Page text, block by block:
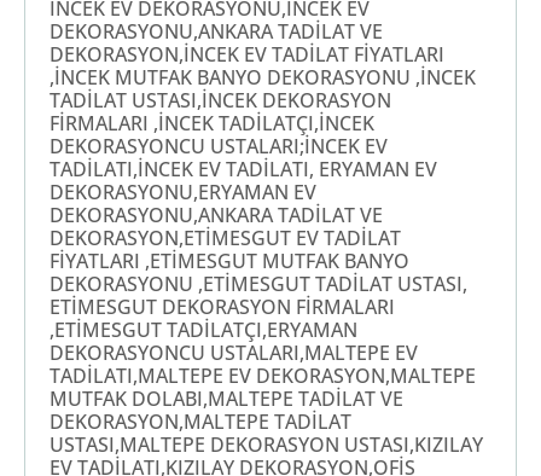
İNCEK EV DEKORASYONU,İNCEK EV
DEKORASYONU,ANKARA TADİLAT VE
DEKORASYON,İNCEK EV TADİLAT FİYATLARI
,İNCEK MUTFAK BANYO DEKORASYONU ,İNCEK
TADİLAT USTASI,İNCEK DEKORASYON
FİRMALARI ,İNCEK TADİLATÇI,İNCEK
DEKORASYONCU USTALARI;İNCEK EV
TADİLATI,İNCEK EV TADİLATI, ERYAMAN EV
DEKORASYONU,ERYAMAN EV
DEKORASYONU,ANKARA TADİLAT VE
DEKORASYON,ETİMESGUT EV TADİLAT
FİYATLARI ,ETİMESGUT MUTFAK BANYO
DEKORASYONU ,ETİMESGUT TADİLAT USTASI,
ETİMESGUT DEKORASYON FİRMALARI
,ETİMESGUT TADİLATÇI,ERYAMAN
DEKORASYONCU USTALARI,MALTEPE EV
TADİLATI,MALTEPE EV DEKORASYON,MALTEPE
MUTFAK DOLABI,MALTEPE TADİLAT VE
DEKORASYON,MALTEPE TADİLAT
USTASI,MALTEPE DEKORASYON USTASI,KIZILAY
EV TADİLATI,KIZILAY DEKORASYON,OFİS